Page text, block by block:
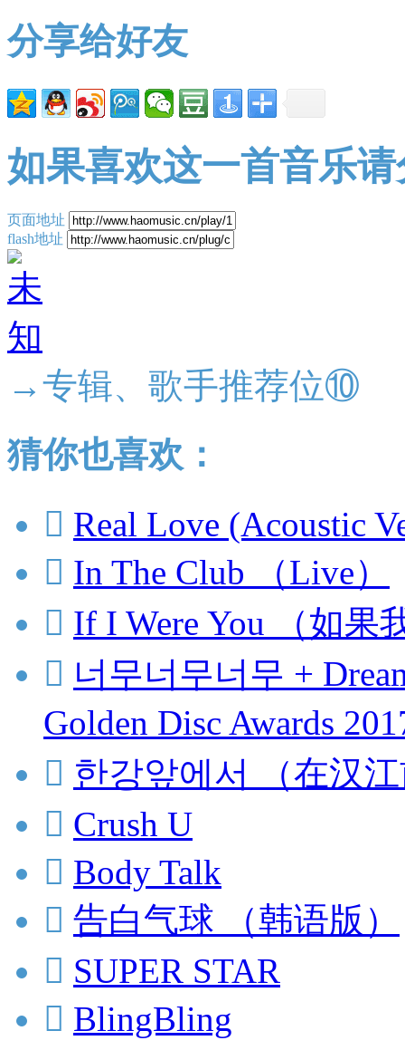
分享给好友
如果喜欢这一首音乐
页面地址
flash地址
→专辑、歌手推荐位⑩
猜你也喜欢：
 Real Love (Acoustic
 In The Club （Live）
 If I Were You （如果
 너무너무너무 +
Golden Disc Awards
 한강앞에서 （在汉
 Crush U
 Body Talk
 告白气球 （韩语版）
 SUPER STAR
 BlingBling